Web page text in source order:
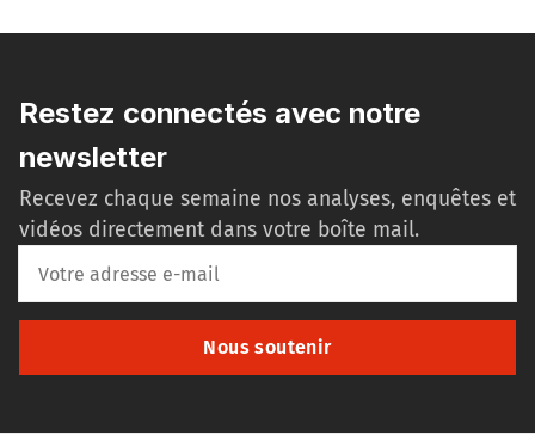
Restez connectés avec notre
newsletter
Recevez chaque semaine nos analyses, enquêtes et
vidéos directement dans votre boîte mail.
Nous soutenir